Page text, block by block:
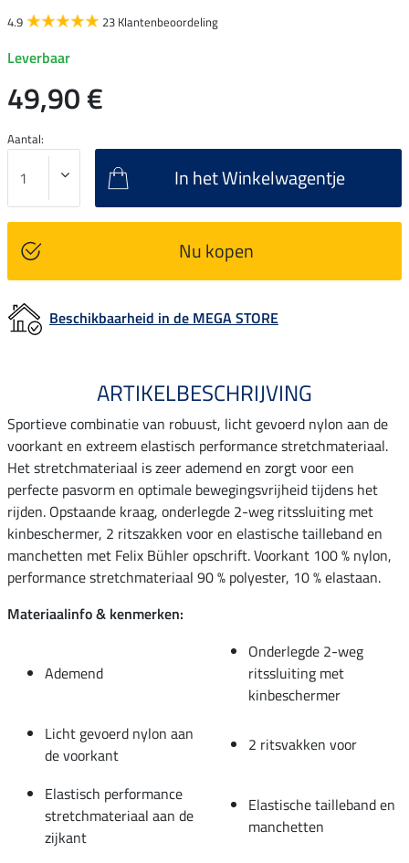
4.9 23 Klantenbeoordeling
Leverbaar
49,90 €
Aantal:
In het Winkelwagentje
Nu kopen
Beschikbaarheid in de MEGA STORE
ARTIKELBESCHRIJVING
Sportieve combinatie van robuust, licht gevoerd nylon aan de
voorkant en extreem elastisch performance stretchmateriaal.
Het stretchmateriaal is zeer ademend en zorgt voor een
perfecte pasvorm en optimale bewegingsvrijheid tijdens het
rijden. Opstaande kraag, onderlegde 2-weg ritssluiting met
kinbeschermer, 2 ritszakken voor en elastische tailleband en
manchetten met Felix Bühler opschrift. Voorkant 100 % nylon,
performance stretchmateriaal 90 % polyester, 10 % elastaan.
Materiaalinfo & kenmerken:
Ademend
Onderlegde 2-weg
ritssluiting met
kinbeschermer
Licht gevoerd nylon aan
de voorkant
2 ritsvakken voor
Elastisch performance
stretchmateriaal aan de
zijkant
Elastische tailleband en
manchetten